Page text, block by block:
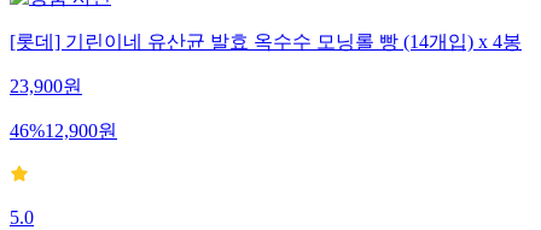
[롯데] 기린이네 유산균 발효 옥수수 모닝롤 빵 (14개입) x 4봉
23,900원
46%12,900원
5.0